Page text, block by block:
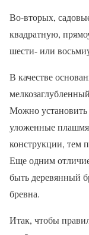
Во-вторых,
квадратную,
шести- или
В качестве
Можно установить
уложенные
конструкции, тем
Еще одним
быть деревянный
бревна.
Итак, чтобы